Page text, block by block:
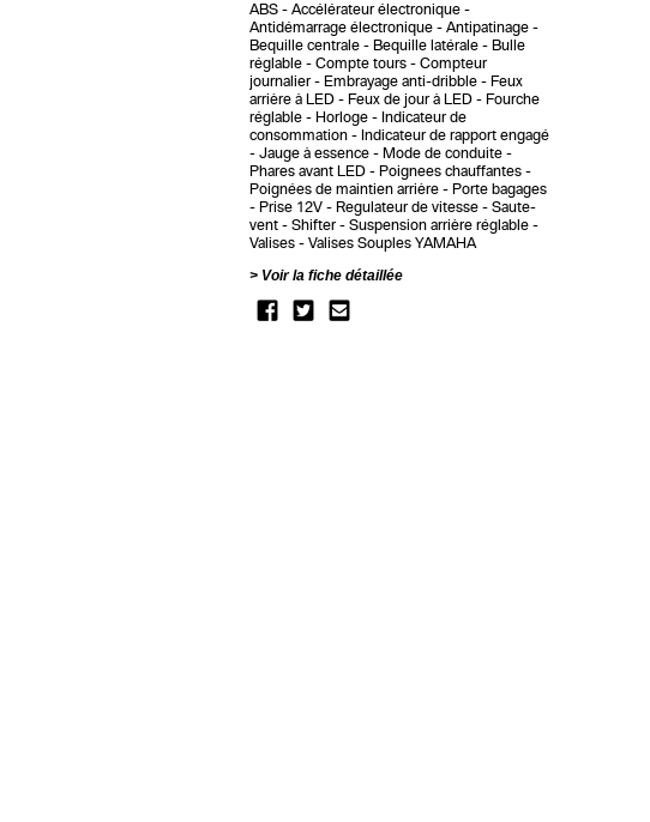
ABS
Accélérateur électronique
Antidémarrage électronique
Antipatinage
Bequille centrale
Bequille latérale
Bulle
réglable
Compte tours
Compteur
journalier
Embrayage anti-dribble
Feux
arrière à LED
Feux de jour à LED
Fourche
réglable
Horloge
Indicateur de
consommation
Indicateur de rapport engagé
Jauge à essence
Mode de conduite
Phares avant LED
Poignees chauffantes
Poignées de maintien arrière
Porte bagages
Prise 12V
Regulateur de vitesse
Saute-
vent
Shifter
Suspension arrière réglable
Valises
Valises Souples YAMAHA
Voir la fiche détaillée